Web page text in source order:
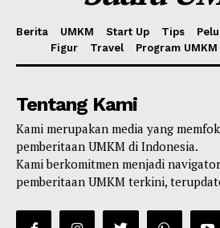
Berita UMKM Start Up Tips
Figur
Travel Program UMKM
Tentang Kami
Kami merupakan media yang
pemberitaan UMKM di Indonesia.
Kami berkomitmen menjadi
pemberitaan UMKM terkini,